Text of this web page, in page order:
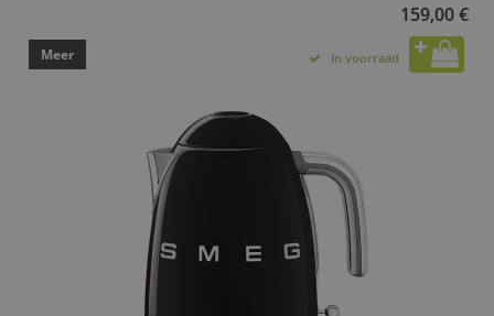
159,00 €
Meer In voorraad